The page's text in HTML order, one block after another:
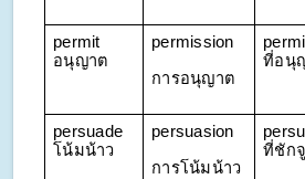
permit
อนุญาต
permission
การอนุญาต
ที่อนุ
persuade
โน้มน้าว
persuasion
การโน้มน้าว
ที่ชัก